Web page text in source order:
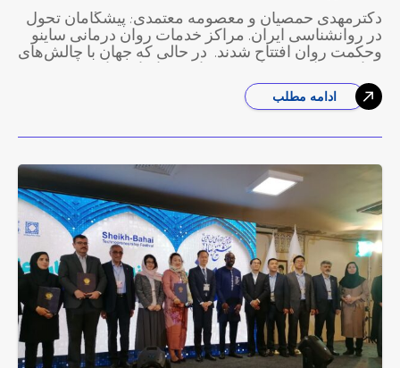
دکترمهدی حمصیان و معصومه معتمدی: پیشگامان تحول
در روانشناسی ایران. مراکز خدمات روان درمانی ساینو
وحکمت روان افتتاح شدند. در حالی که جهان با چالش‌های
ادامه مطلب